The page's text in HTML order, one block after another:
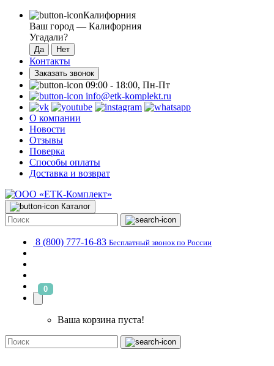
Калифорния
Ваш город — Калифорния
Угадали?
Контакты
Заказать звонок
09:00 - 18:00, Пн-Пт
info@etk-komplekt.ru
О компании
Новости
Отзывы
Поверка
Способы оплаты
Доставка и возврат
Каталог
8 (800) 777-16-83 Бесплатный звонок по России
0
Ваша корзина пуста!